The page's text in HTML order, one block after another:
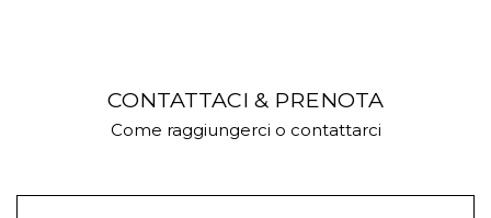
CONTATTACI & PRENOTA
Come raggiungerci o contattarci